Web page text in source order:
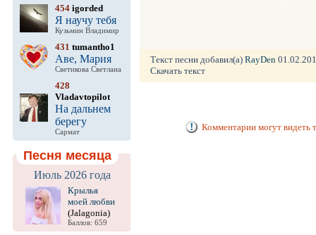
454 igorded
Я научу тебя
Кузьмин Владимир
431 tumantho1
Аве, Мария
Светикова Светлана
428
Vladavtopilot
На дальнем
берегу
Сармат
Песня месяца
Июль 2026 года
Крылья
моей любви
(Jalagonia)
Баллов: 659
Текст песни добавил(а) RayDen
Скачать текст
Комментарии могут видеть